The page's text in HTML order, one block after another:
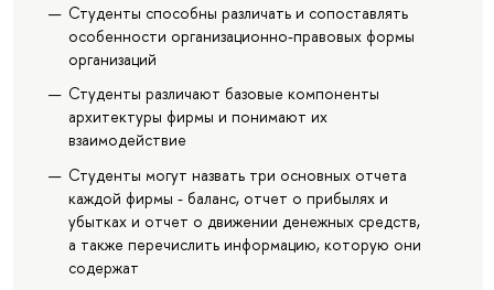
Студенты способны различать и сопоставлять
особенности организационно-правовых формы
организаций
Студенты различают базовые компоненты
архитектуры фирмы и понимают их
взаимодействие
Студенты могут назвать три основных отчета
каждой фирмы - баланс, отчет о прибылях и
убытках и отчет о движении денежных средств,
а также перечислить информацию, которую они
содержат